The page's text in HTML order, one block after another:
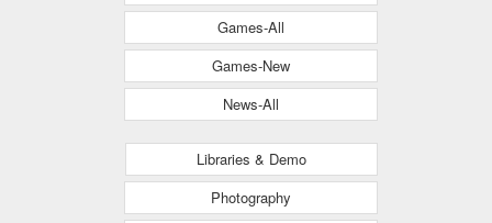
Games-All
Games-New
News-All
Libraries & Demo
Photography